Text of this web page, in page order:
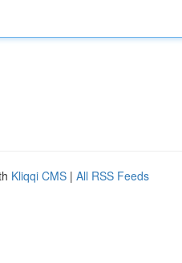
Kliqqi CMS | All RSS Feeds